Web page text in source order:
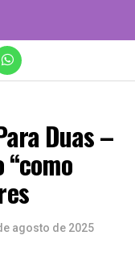
Duas –
agosto de 2025